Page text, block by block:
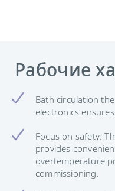
Рабочие
Bath circulation
electronics
Focus on safety:
provides
overtemperature
commissioning.